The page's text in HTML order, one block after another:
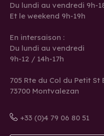
Du lundi au vendredi 9h-
Et le weekend 9h-19h
En intersaison :
Du lundi au vendredi
9h-12 / 14h-17h
705 Rte du Col du Petit St
73700 Montvalezan
+33 (0)4 79 06 80 51